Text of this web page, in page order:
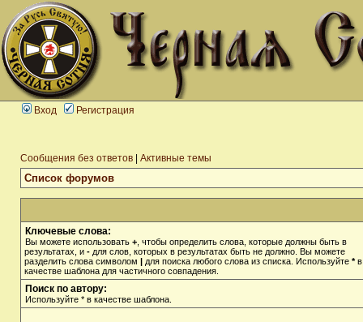
Вход Регистрация
Сообщения без ответов Активные темы
Список форумов
Ключевые слова:
Вы можете использовать + , чтобы определить слова, которые должны быть в
результатах, и - для слов, которых в результатах быть не должно. Вы можете
разделить слова символом | для поиска любого слова из списка. Используйте *в
качестве шаблона для частичного совпадения.
Поиск по автору:
Используйте * в качестве шаблона.